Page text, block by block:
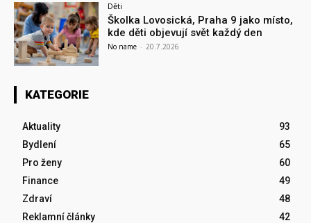
Děti
Školka Lovosická, Praha 9 jako místo,
kde děti objevují svět každý den
No name - 20.7.2026
KATEGORIE
Aktuality
93
Bydlení
65
Pro ženy
60
Finance
49
Zdraví
48
Reklamní články
42